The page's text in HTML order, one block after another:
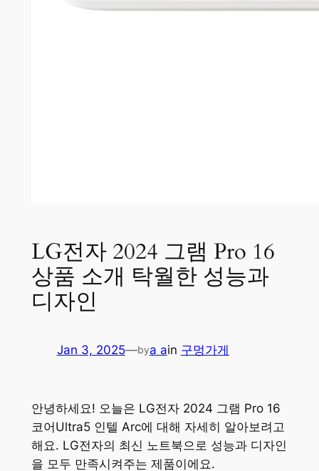
LG전자 2024 그램 Pro 16
상품 소개 탁월한 성능과
디자인
Jan 3, 2025—bya ain 구멍가게
안녕하세요! 오늘은 LG전자 2024 그램 Pro 16
코어Ultra5 인텔 Arc에 대해 자세히 알아보려고
해요. LG전자의 최신 노트북으로 성능과 디자인
을 모두 만족시켜주는 제품이에요.